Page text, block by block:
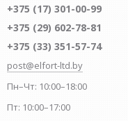
+375 (17) 301-00-99
+375 (29) 602-78-81
+375 (33) 351-57-74
post@elfort-ltd.by
Пн–Чт: 10:00–18:00
Пт: 10:00–17:00